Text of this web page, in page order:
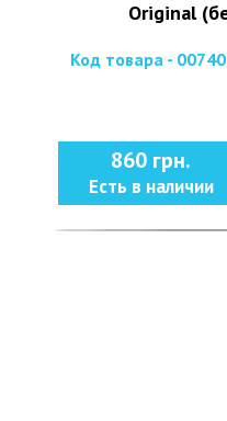
Original
Код товара - 00740
860 грн.
Есть в наличии